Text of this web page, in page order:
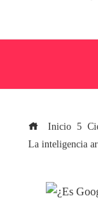
Inicio
La inteligencia